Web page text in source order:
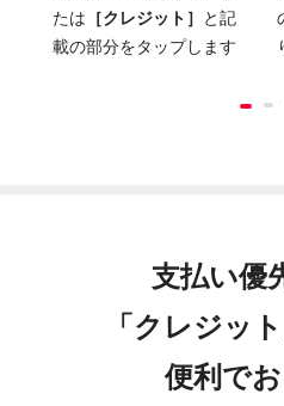
たは ［クレジット］
と記
載の部分をタップします
支払い優
「クレジッ
便利で